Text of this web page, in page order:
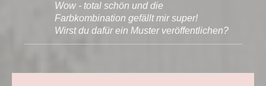
Wow - total schön und die
Farbkombination gefällt mir super!
Wirst du dafür ein Muster veröffentlichen?